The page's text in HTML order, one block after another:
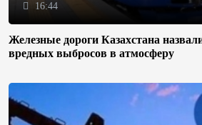
16:44
Железные дороги Казахстана
вредных выбросов в атмосферу